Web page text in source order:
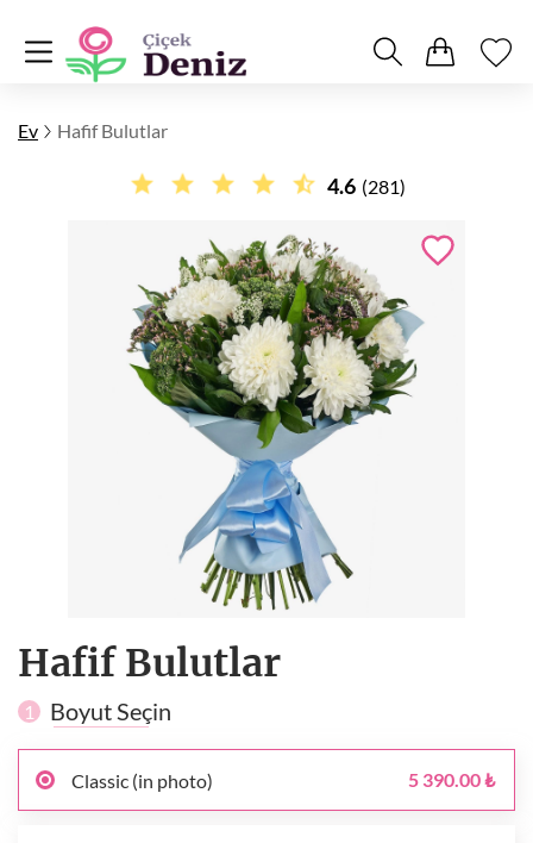
Ev Hafif Bulutlar
4.6 (281)
Hafif Bulutlar
1 Boyut Seçin
Classic (in photo) 5 390.00 ₺